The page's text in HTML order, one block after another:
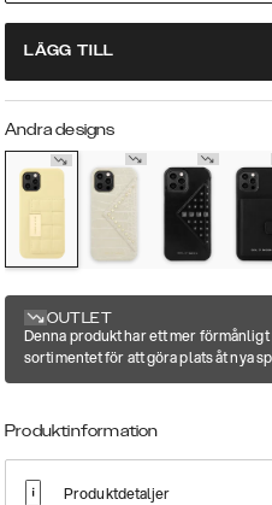
LÄGG TILL
Andra designs
OUTLET
Denna produkt har ett mer
sortimentet för att göra plats åt nya
Produktinformation
Produktdetaljer